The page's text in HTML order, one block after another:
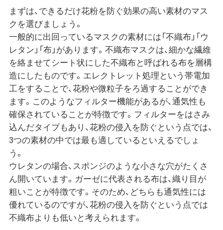
まずは、できるだけ花粉を防ぐ効果の高い素材のマス
クを選びましょう。
一般的に出回っているマスクの素材には「不織布」「ウ
レタン」「布」があります。不織布マスクは、細かな繊維
を絡ませてシート状にした不織布と呼ばれる布を層構
造にしたものです。エレクトレット処理という帯電加
工をすることで、花粉や微粒子をろ過することができ
ます。このようなフィルター機能があるが、通気性も
確保されていることが特徴です。フィルターをはさみ
込んだタイプもあり、花粉の侵入を防ぐという点では、
3つの素材の中では最も適しているといえるでしょ
う。
ウレタンの場合、スポンジのような小さな穴がたくさ
ん開いています。ガーゼに代表される布は、織り目が
粗いことが特徴です。そのため、どちらも通気性には
優れているのですが、花粉の侵入を防ぐという点では
不織布よりも低いと考えられます。